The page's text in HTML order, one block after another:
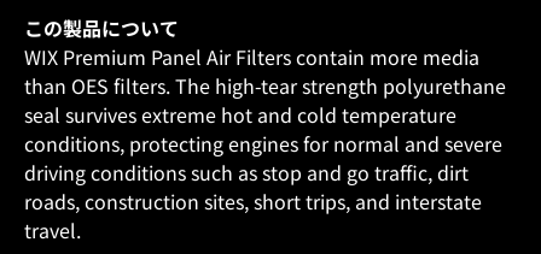
この製品について
WIX Premium Panel Air Filters contain more media
than OES filters. The high-tear strength polyurethane
seal survives extreme hot and cold temperature
conditions, protecting engines for normal and severe
driving conditions such as stop and go traffic, dirt
roads, construction sites, short trips, and interstate
travel.